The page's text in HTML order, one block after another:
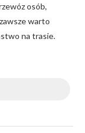
osób,
warto
na trasie.